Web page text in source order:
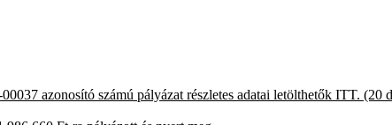
azonosító számú pályázat részletes adatai letölthetők ITT.